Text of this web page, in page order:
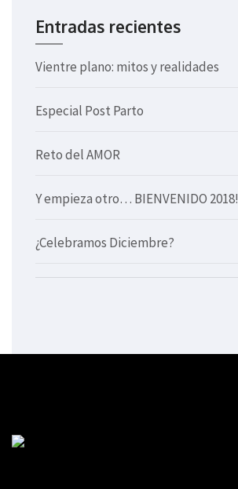
Entradas recientes
Vientre plano: mitos y realidades
Especial Post Parto
Reto del AMOR
Y empieza otro… BIENVENIDO 2018!
¿Celebramos Diciembre?